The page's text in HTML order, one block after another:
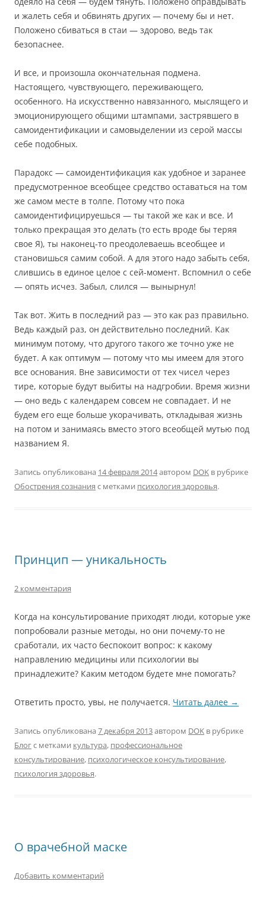
и жалеть себя и обвинять других — почему бы и нет.
Положено сбиваться в стаи — здорово, ведь так
безопаснее.
И все, и произошла окончательная подмена.
Настоящего, чувствующего, переживающего,
особенного. На искусственно навязанного, мыслящего и
эмоционирующего общими штампами, застрявшего в
самоидентификации и самовыделении из серой массы
себе подобных.
Парадокс — самоидентификация как удобное и заранее
предусмотренное всеобщее средство оставаться на том
же самом месте в толпе. Потому что пока
самоидентифицируешься — ты такой же как и все. И
только прекращая это делать (то есть вроде бы теряя
свое Я), ты наконец-то преодолеваешь всеобщее и
становишься самим собой. А для этого надо забыть себя,
слившись в единое целое с сей-момент. Вспомнил о себе
— опять исчез. Забыл, слился — вынырнул!
Так вот. Жить в последний раз — это как раз правильно.
Ведь каждый раз, он действительно последний. Как
минимум потому, что другого такого же точно уже не
будет. А как оптимум — потому что мы имеем для этого
все основания. Вне зависимости от тех чисел через
тире, которые будут выбиты на надгробии. Время жизни
— оно ведь с календарем совсем не совпадает. И не
будем его еще больше укорачивать, откладывая жизнь
на потом и занимаясь вместо этого всеобщей мутью под
названием Я.
Запись опубликована 14 февраля 2014автором DOK в рубрике
Обострения сознания с метками психология здоровья.
Принцип — уникальность
2 комментария
Когда на консультирование приходят люди, которые уже
попробовали разные методы, но они почему-то не
сработали, их часто беспокоит вопрос: к какому
направлению медицины или психологии вы
принадлежите? Каким методом будете мне помогать?
Ответить просто, увы, не получается. Читать далее →
Запись опубликована 7 декабря 2013автором DOK в рубрике
Блогс метками культура, профессиональное
консультирование, психологическое консультирование,
психология здоровья.
О врачебной маске
Добавить комментарий